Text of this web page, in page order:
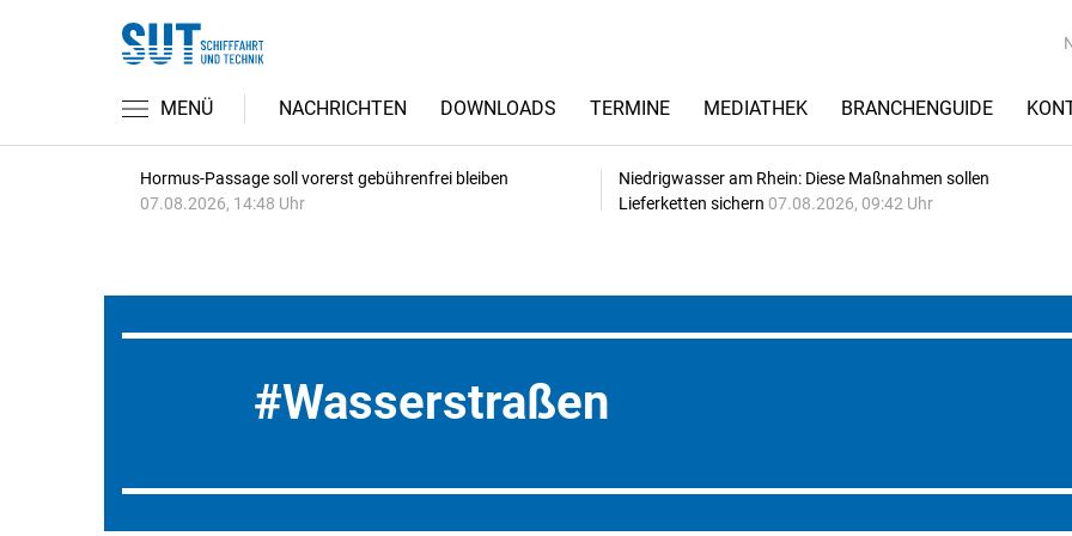
MENÜ NACHRICHTEN DOWNLOADS TERMINE MEDIATHEK BRANCHENGUIDE
Hormus-Passage soll vorerst gebührenfrei bleiben
07.08.2026, 14:48 Uhr
Niedrigwasser am Rhein: Diese Maßnahmen sollen
Lieferketten sichern 07.08.2026, 09:42 Uhr
Wasserstraßen